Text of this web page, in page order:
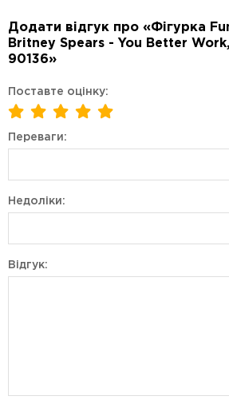
Додати відгук про «Фігурка
Britney Spears - You Better
90136»
Поставте оцінку:
Переваги:
Недоліки:
Відгук: